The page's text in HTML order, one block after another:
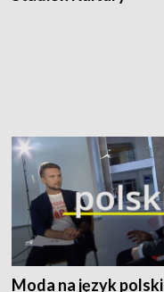
Moda na język polski